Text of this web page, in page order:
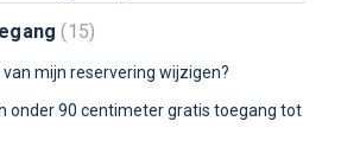
15
van mijn reservering wijzigen?
onder 90 centimeter gratis toegang tot